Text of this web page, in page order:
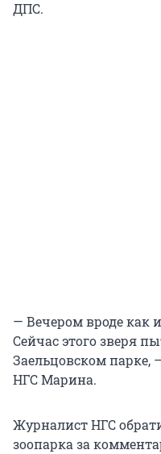
ДПС.
— Вечером вроде как
Сейчас этого зверя
Заельцовском парке,
НГС Марина.
Журналист НГС
зоопарка за